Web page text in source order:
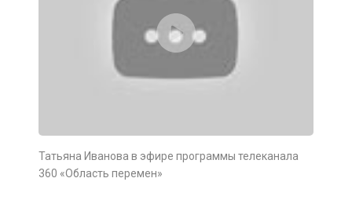
Татьяна Иванова в эфире программы телеканала
360 «Область перемен»